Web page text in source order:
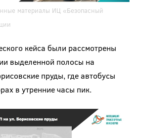
материалы ИЦ «Безопасный
кейса были рассмотрены
выделенной полосы на
пруды, где автобусы
в утренние часы пик.